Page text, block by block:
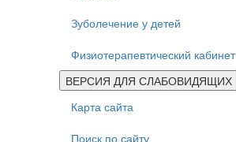
Зуболечение у детей
Физиотерапевтический кабинет
ВЕРСИЯ ДЛЯ СЛАБОВИДЯЩИХ
Карта сайта
Поиск по сайту